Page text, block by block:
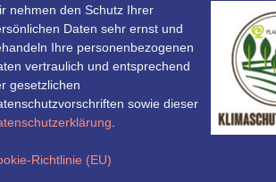
nehmen den Schutz Ihrer
Daten sehr ernst und
Ihre personenbezogenen
vertraulich und entsprechend
gesetzlichen
sowie dieser
Richtlinie (EU)